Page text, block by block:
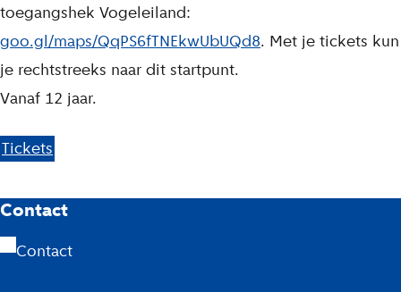
toegangshek Vogeleiland:
goo.gl/maps/QqPS6fTNEkwUbUQd8. Met je tickets kun
je rechtstreeks naar dit startpunt.
Vanaf 12 jaar.
Tickets
A
m
Contact
Contact